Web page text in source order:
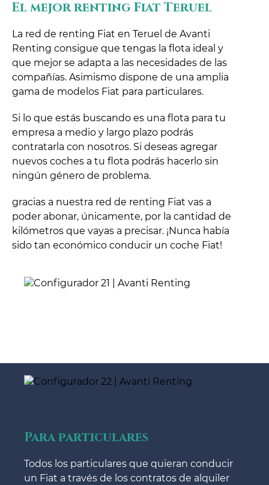
El mejor renting Fiat Teruel
La red de renting Fiat en Teruel de Avanti
Renting consigue que tengas la flota ideal y
que mejor se adapta a las necesidades de las
compañías. Asimismo dispone de una amplia
gama de modelos Fiat para particulares.
Si lo que estás buscando es una flota para tu
empresa a medio y largo plazo podrás
contratarla con nosotros. Si deseas agregar
nuevos coches a tu flota podrás hacerlo sin
ningún género de problema.
gracias a nuestra red de renting Fiat vas a
poder abonar, únicamente, por la cantidad de
kilómetros que vayas a precisar. ¡Nunca había
sido tan económico conducir un coche Fiat!
Para particulares
Todos los particulares que quieran conducir
un Fiat a través de los contratos de alquiler